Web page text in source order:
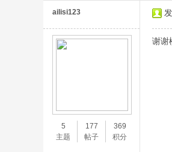
ailisi123
5
主题
177
帖子
369
积分
谢谢